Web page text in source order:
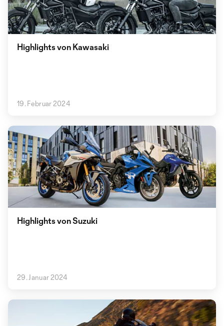
Highlights von Kawasaki
19. Februar 2024
Highlights von Suzuki
29. Januar 2024